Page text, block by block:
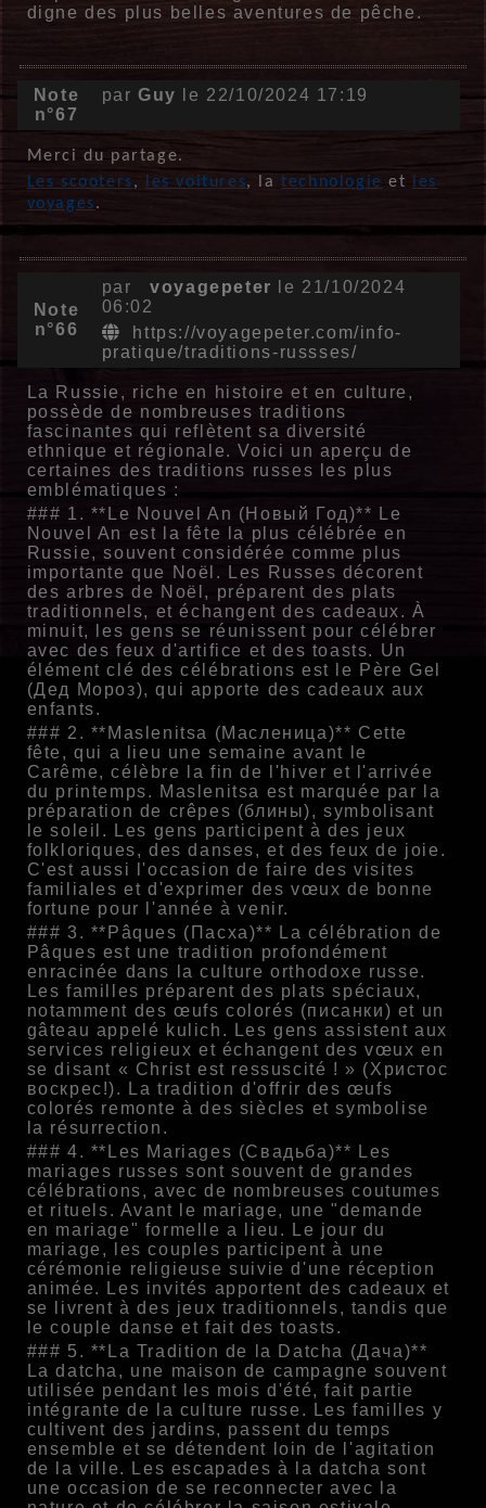
digne des plus belles aventures de pêche.
Note
n°67
par Guy le 22/10/2024 17:19
Merci du partage.
Les scooters, les voitures, latechnologie et
les
voyages.
Note
n°66
par voyagepeter
le 21/10/2024
06:02
https://voyagepeter.com/info-
pratique/traditions-russses/
La Russie, riche en histoire et en culture,
possède de nombreuses traditions
fascinantes qui reflètent sa diversité
ethnique et régionale. Voici un aperçu de
certaines des traditions russes les plus
emblématiques :
### 1. **Le Nouvel An (Новый Год)** Le
Nouvel An est la fête la plus célébrée en
Russie, souvent considérée comme plus
importante que Noël. Les Russes décorent
des arbres de Noël, préparent des plats
traditionnels, et échangent des cadeaux. À
minuit, les gens se réunissent pour célébrer
avec des feux d'artifice et des toasts. Un
élément clé des célébrations est le Père Gel
(Дед Мороз), qui apporte des cadeaux aux
enfants.
### 2. **Maslenitsa (Масленица)** Cette
fête, qui a lieu une semaine avant le
Carême, célèbre la fin de l'hiver et l'arrivée
du printemps. Maslenitsa est marquée par la
préparation de crêpes (блины), symbolisant
le soleil. Les gens participent à des jeux
folkloriques, des danses, et des feux de joie.
C'est aussi l'occasion de faire des visites
familiales et d'exprimer des vœux de bonne
fortune pour l'année à venir.
### 3. **Pâques (Пасха)** La célébration de
Pâques est une tradition profondément
enracinée dans la culture orthodoxe russe.
Les familles préparent des plats spéciaux,
notamment des œufs colorés (писанки) et un
gâteau appelé kulich. Les gens assistent aux
services religieux et échangent des vœux en
se disant « Christ est ressuscité ! » (Христос
воскрес!). La tradition d'offrir des œufs
colorés remonte à des siècles et symbolise
la résurrection.
### 4. **Les Mariages (Свадьба)** Les
mariages russes sont souvent de grandes
célébrations, avec de nombreuses coutumes
et rituels. Avant le mariage, une "demande
en mariage" formelle a lieu. Le jour du
mariage, les couples participent à une
cérémonie religieuse suivie d'une réception
animée. Les invités apportent des cadeaux et
se livrent à des jeux traditionnels, tandis que
le couple danse et fait des toasts.
### 5. **La Tradition de la Datcha (Дача)**
La datcha, une maison de campagne souvent
utilisée pendant les mois d'été, fait partie
intégrante de la culture russe. Les familles y
cultivent des jardins, passent du temps
ensemble et se détendent loin de l'agitation
de la ville. Les escapades à la datcha sont
une occasion de se reconnecter avec la